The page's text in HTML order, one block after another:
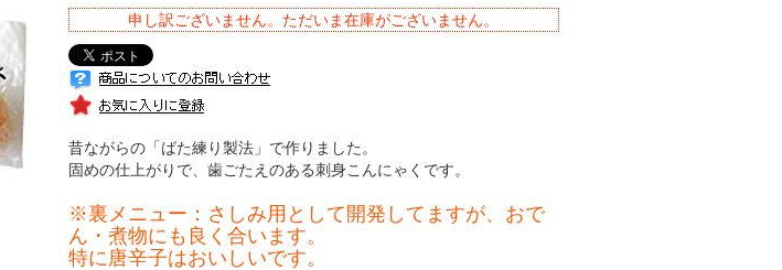
申し訳ございません。ただいま在庫がございません。
昔ながらの「ばた練り製法」で作りました。
固めの仕上がりで、歯ごたえのある刺身こんにゃくです。
※裏メニュー：さしみ用として開発してますが、おで
ん・煮物にも良く合います。
特に唐辛子はおいしいです。